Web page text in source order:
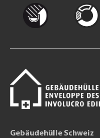
Gebäudehülle Schweiz